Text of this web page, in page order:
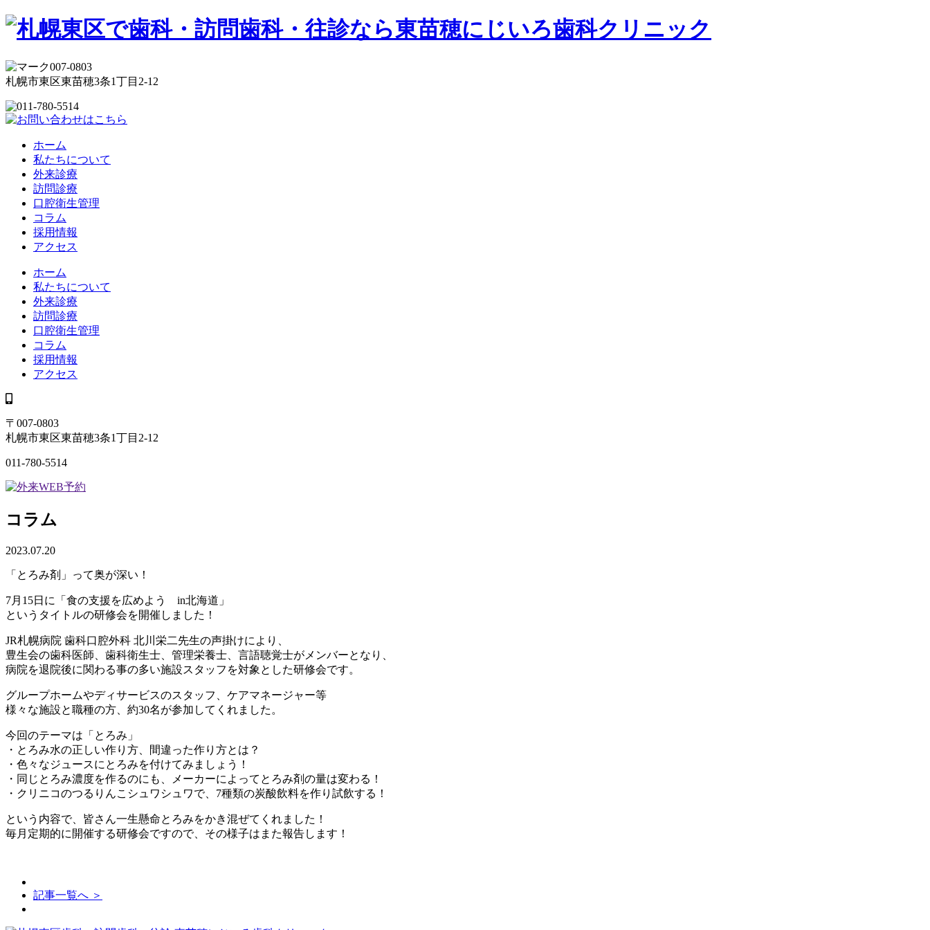
007-0803
札幌市東区東苗穂3条1丁目2-12
ホーム
私たちについて
外来診療
訪問診療
口腔衛生管理
コラム
採用情報
アクセス
ホーム
私たちについて
外来診療
訪問診療
口腔衛生管理
コラム
採用情報
アクセス
〒007-0803
札幌市東区東苗穂3条1丁目2-12
011-780-5514
コラム
2023.07.20
「とろみ剤」って奥が深い！
7月15日に「食の支援を広めよう in北海道」
というタイトルの研修会を開催しました！
JR札幌病院 歯科口腔外科 北川栄二先生の声掛けにより、
豊生会の歯科医師、歯科衛生士、管理栄養士、言語聴覚士がメンバーとなり、
病院を退院後に関わる事の多い施設スタッフを対象とした研修会です。
グループホームやディサービスのスタッフ、ケアマネージャー等
様々な施設と職種の方、約30名が参加してくれました。
今回のテーマは「とろみ」
・とろみ水の正しい作り方、間違った作り方とは？
・色々なジュースにとろみを付けてみましょう！
・同じとろみ濃度を作るのにも、メーカーによってとろみ剤の量は変わる！
・クリニコのつるりんこシュワシュワで、7種類の炭酸飲料を作り試飲する！
という内容で、皆さん一生懸命とろみをかき混ぜてくれました！
毎月定期的に開催する研修会ですので、その様子はまた報告します！
記事一覧へ ＞